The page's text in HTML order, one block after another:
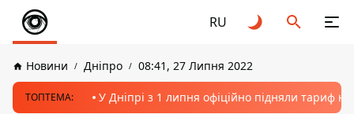
RU
Новини Дніпро 08:41, 27 Липня 2022
ТОПТЕМА: У Дніпрі з 1 липня офіційно підняли тариф